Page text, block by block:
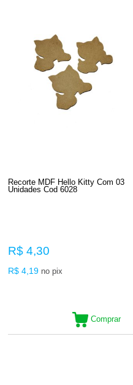
Recorte MDF Hello Kitty Com 03
Unidades Cod 6028
R$ 4,30
R$ 4,19 no pix
Comprar